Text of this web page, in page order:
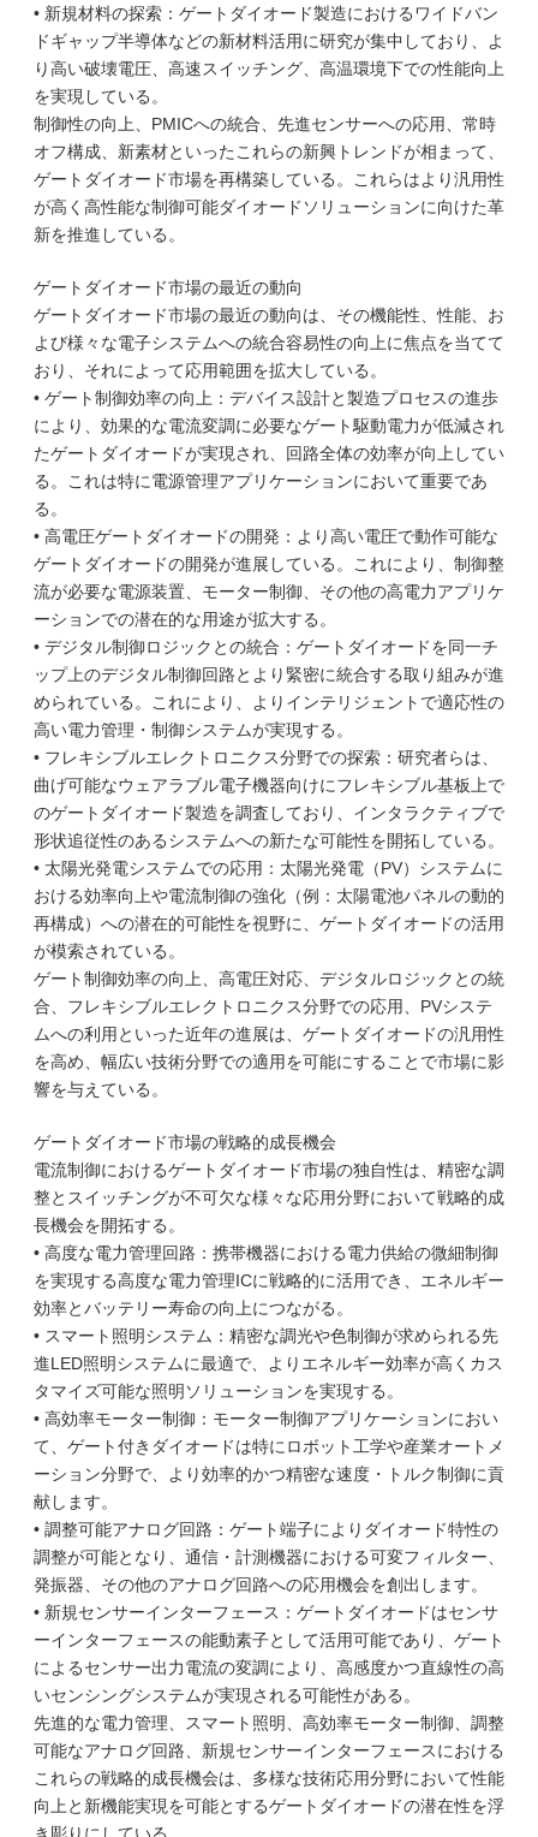
• 新規材料の探索：ゲートダイオード製造におけるワイドバン
ドギャップ半導体などの新材料活用に研究が集中しており、よ
り高い破壊電圧、高速スイッチング、高温環境下での性能向上
を実現している。
制御性の向上、PMICへの統合、先進センサーへの応用、常時
オフ構成、新素材といったこれらの新興トレンドが相まって、
ゲートダイオード市場を再構築している。これらはより汎用性
が高く高性能な制御可能ダイオードソリューションに向けた革
新を推進している。
ゲートダイオード市場の最近の動向
ゲートダイオード市場の最近の動向は、その機能性、性能、お
よび様々な電子システムへの統合容易性の向上に焦点を当てて
おり、それによって応用範囲を拡大している。
• ゲート制御効率の向上：デバイス設計と製造プロセスの進歩
により、効果的な電流変調に必要なゲート駆動電力が低減され
たゲートダイオードが実現され、回路全体の効率が向上してい
る。これは特に電源管理アプリケーションにおいて重要であ
る。
• 高電圧ゲートダイオードの開発：より高い電圧で動作可能な
ゲートダイオードの開発が進展している。これにより、制御整
流が必要な電源装置、モーター制御、その他の高電力アプリケ
ーションでの潜在的な用途が拡大する。
• デジタル制御ロジックとの統合：ゲートダイオードを同一チ
ップ上のデジタル制御回路とより緊密に統合する取り組みが進
められている。これにより、よりインテリジェントで適応性の
高い電力管理・制御システムが実現する。
• フレキシブルエレクトロニクス分野での探索：研究者らは、
曲げ可能なウェアラブル電子機器向けにフレキシブル基板上で
のゲートダイオード製造を調査しており、インタラクティブで
形状追従性のあるシステムへの新たな可能性を開拓している。
• 太陽光発電システムでの応用：太陽光発電（PV）システムに
おける効率向上や電流制御の強化（例：太陽電池パネルの動的
再構成）への潜在的可能性を視野に、ゲートダイオードの活用
が模索されている。
ゲート制御効率の向上、高電圧対応、デジタルロジックとの統
合、フレキシブルエレクトロニクス分野での応用、PVシステ
ムへの利用といった近年の進展は、ゲートダイオードの汎用性
を高め、幅広い技術分野での適用を可能にすることで市場に影
響を与えている。
ゲートダイオード市場の戦略的成長機会
電流制御におけるゲートダイオード市場の独自性は、精密な調
整とスイッチングが不可欠な様々な応用分野において戦略的成
長機会を開拓する。
• 高度な電力管理回路：携帯機器における電力供給の微細制御
を実現する高度な電力管理ICに戦略的に活用でき、エネルギー
効率とバッテリー寿命の向上につながる。
• スマート照明システム：精密な調光や色制御が求められる先
進LED照明システムに最適で、よりエネルギー効率が高くカス
タマイズ可能な照明ソリューションを実現する。
• 高効率モーター制御：モーター制御アプリケーションにおい
て、ゲート付きダイオードは特にロボット工学や産業オートメ
ーション分野で、より効率的かつ精密な速度・トルク制御に貢
献します。
• 調整可能アナログ回路：ゲート端子によりダイオード特性の
調整が可能となり、通信・計測機器における可変フィルター、
発振器、その他のアナログ回路への応用機会を創出します。
• 新規センサーインターフェース：ゲートダイオードはセンサ
ーインターフェースの能動素子として活用可能であり、ゲート
によるセンサー出力電流の変調により、高感度かつ直線性の高
いセンシングシステムが実現される可能性がある。
先進的な電力管理、スマート照明、高効率モーター制御、調整
可能なアナログ回路、新規センサーインターフェースにおける
これらの戦略的成長機会は、多様な技術応用分野において性能
向上と新機能実現を可能とするゲートダイオードの潜在性を浮